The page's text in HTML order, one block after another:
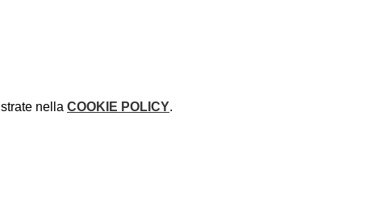
nella COOKIE POLICY.